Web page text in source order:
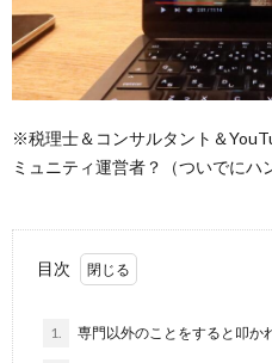
※税理士＆コンサルタント＆
ミュニティ運営者？（ついでにハ
目次
1. 専門以外のことをすると叩か